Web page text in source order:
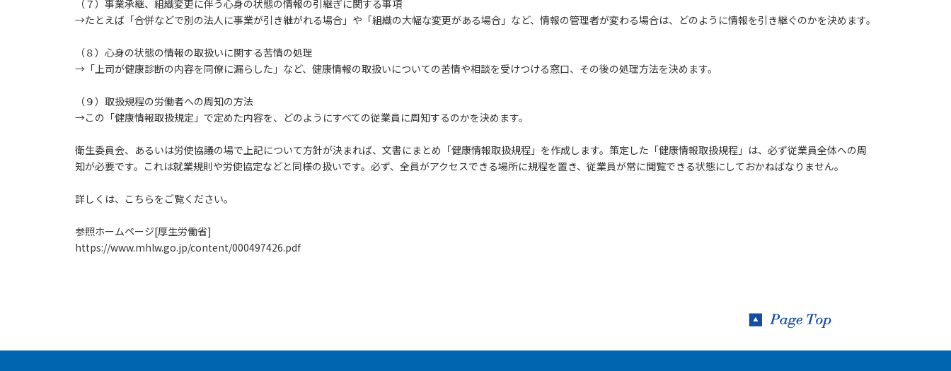
（７）事業承継、組織変更に伴う心身の状態の情報の引継ぎに関する事項
→たとえば「合併などで別の法人に事業が引き継がれる場合」や「組織の大幅な変更がある場合」など、情報の管理者が変わる場合は、どのように情報を引き継ぐのかを決めます。
（８）心身の状態の情報の取扱いに関する苦情の処理
→「上司が健康診断の内容を同僚に漏らした」など、健康情報の取扱いについての苦情や相談を受けつける窓口、その後の処理方法を決めます。
（９）取扱規程の労働者への周知の方法
→この「健康情報取扱規定」で定めた内容を、どのようにすべての従業員に周知するのかを決めます。
衛生委員会、あるいは労使協議の場で上記について方針が決まれば、文書にまとめ「健康情報取扱規程」を作成します。策定した「健康情報取扱規程」は、必ず従業員全体への周
知が必要です。これは就業規則や労使協定などと同様の扱いです。必ず、全員がアクセスできる場所に規程を置き、従業員が常に閲覧できる状態にしておかねばなりません。
詳しくは、こちらをご覧ください。
参照ホームページ[厚生労働省]
https://www.mhlw.go.jp/content/000497426.pdf